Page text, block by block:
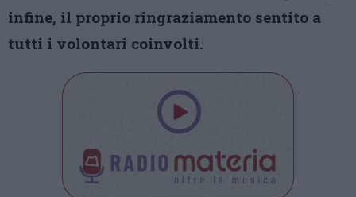
infine, il proprio ringraziamento sentito a
tutti i volontari coinvolti.